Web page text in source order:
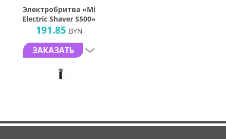
Электробритва «Mi
Electric Shaver S500»
191.85 BYN
ЗАКАЗАТЬ